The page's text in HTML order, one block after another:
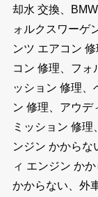
却水 交換、
ォルクスワーゲ
ンツ エアコン
コン 修理、フォ
ッション 修理、
ン 修理、アウデ
ミッション 修
ンジン かからな
ィ エンジン か
かからない、外